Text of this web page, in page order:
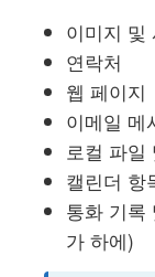
이미지 및
연락처
웹 페이지
이메일 메
로컬 파일
캘린더 항
통화 기록
가 하에)